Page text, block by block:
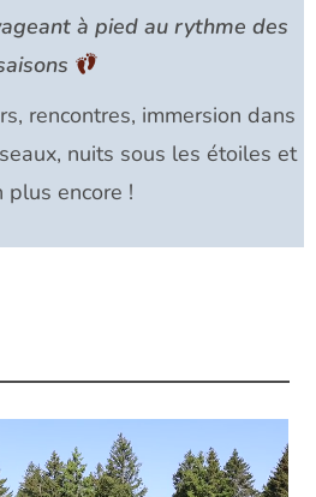
à pied au rythme des
rencontres, immersion dans
nuits sous les étoiles et
plus encore !